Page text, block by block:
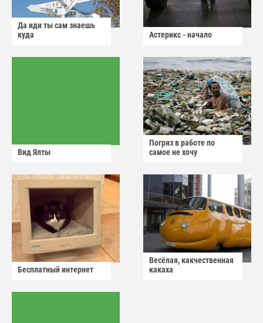
Да иди ты сам знаешь
куда
Астерикс - начало
Вид Ялты
Погряз в работе по
самое не хочу
Бесплатный интернет
Весёлая, какчественная
какаха